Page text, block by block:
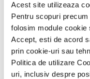
Acest site utilizeaza
Pentru scopuri
folosim module cookie
Accept, esti de acord
prin cookie-uri sau
Politica de utilizare
uri, inclusiv despre